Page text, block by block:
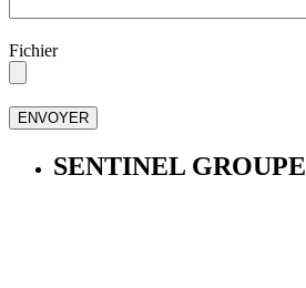
Fichier
SENTINEL GROUPE